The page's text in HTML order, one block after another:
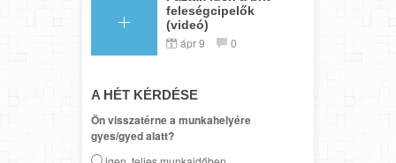
feleségcipelők
(videó)
ápr 9 0
A HÉT KÉRDÉSE
Ön visszatérne a munkahelyére
gyes/gyed alatt?